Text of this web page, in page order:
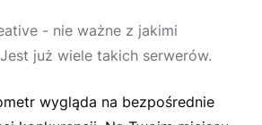
- nie ważne z jakimi
już wiele takich serwerów.
wygląda na bezpośrednie